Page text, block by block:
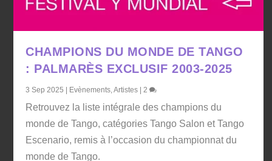
CHAMPIONS DU MONDE DE TANGO
: PALMARÈS EXCLUSIF 2003-2025
3 Sep 2025 | Evènements ,Artistes | 2
Retrouvez la liste intégrale des champions du
monde de Tango, catégories Tango Salon et Tango
Escenario, remis à l’occasion du championnat du
monde de Tango.